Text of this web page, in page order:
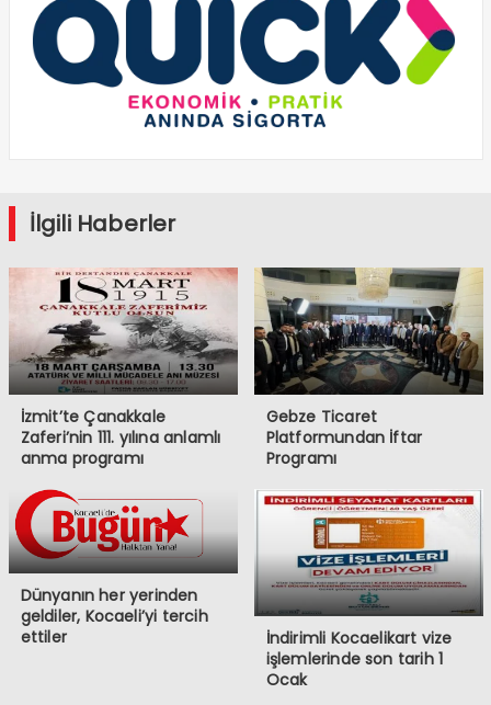
İlgili Haberler
İzmit’te Çanakkale
Zaferi’nin 111. yılına anlamlı
anma programı
Gebze Ticaret
Platformundan İftar
Programı
Dünyanın her yerinden
geldiler, Kocaeli’yi tercih
ettiler
İndirimli Kocaelikart vize
işlemlerinde son tarih 1
Ocak